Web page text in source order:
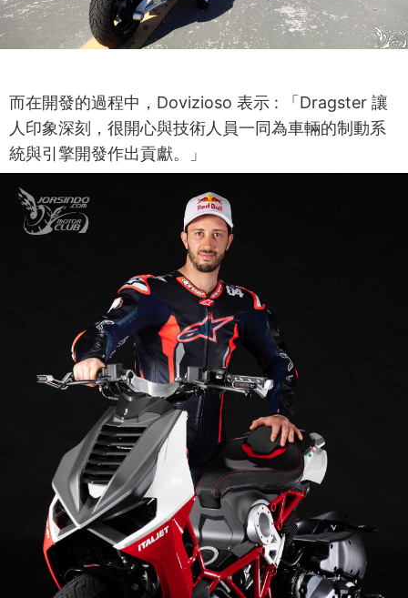
而在開發的過程中，Dovizioso 表示 : 「Dragster 讓
人印象深刻，很開心與技術人員一同為車輛的制動系
統與引擎開發作出貢獻。」